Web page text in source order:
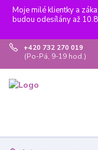
Moje milé klientky a
budou odesílány až
+420 732 270 019
(Po-Pá, 9-19 hod.)